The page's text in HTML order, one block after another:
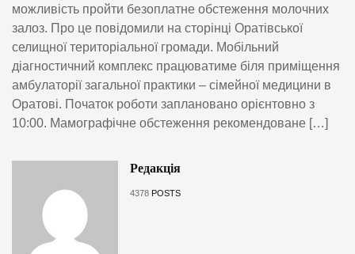
можливість пройти безоплатне обстеження молочних
залоз. Про це повідомили на сторінці Оратівської
селищної територіальної громади. Мобільний
діагностичний комплекс працюватиме біля приміщення
амбулаторії загальної практики – сімейної медицини в
Оратові. Початок роботи заплановано орієнтовно з
10:00. Мамографічне обстеження рекомендоване […]
Редакція
4378 POSTS